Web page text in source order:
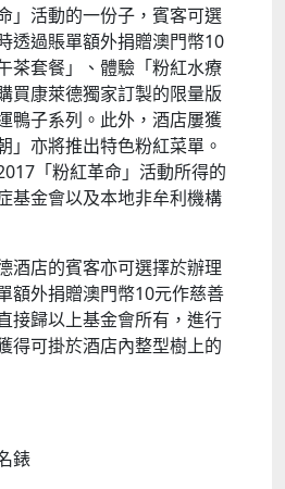
」活動的一份子，賓客可選
透過賬單額外捐贈澳門幣10
茶套餐」、體驗「粉紅水療
買康萊德獨家訂製的限量版
鴨子系列。此外，酒店屢獲
」亦將推出特色粉紅菜單。
「粉紅革命」活動所得的
基金會以及本地非牟利機構
酒店的賓客亦可選擇於辦理
額外捐贈澳門幣10元作慈善
接歸以上基金會所有，進行
得可掛於酒店內整型樹上的
錶